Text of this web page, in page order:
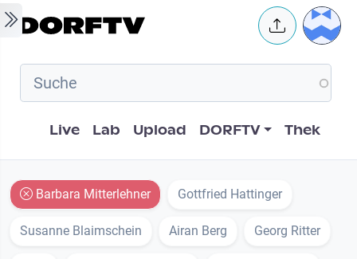
Skip to main content User
Hauptnavigation
Live Lab Upload DORFTV Thek
Barbara Mitterlehner Gottfried Hattinger
Susanne Blaimschein Airan Berg Georg Ritter